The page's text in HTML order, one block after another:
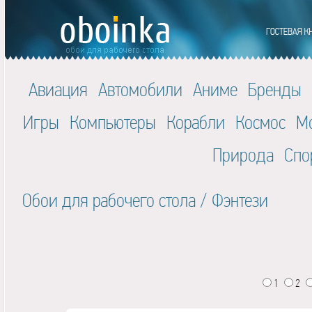
Авиация Автомобили Аниме Бренды
Игры Компьютеры Корабли Космос
Природа
Обои для рабочего стола / Фэнтези
1 2